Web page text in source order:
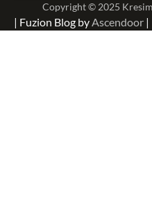
Copyright © 2025
| Fuzion Blog byAscendoor |